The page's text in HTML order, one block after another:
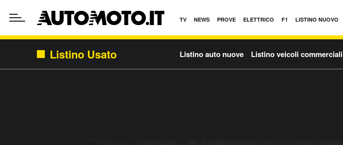
TV NEWS PROVE ELETTRICO F1 LISTINO NUOVO
Listino Usato Listino auto nuove Listino veicoli commerciali